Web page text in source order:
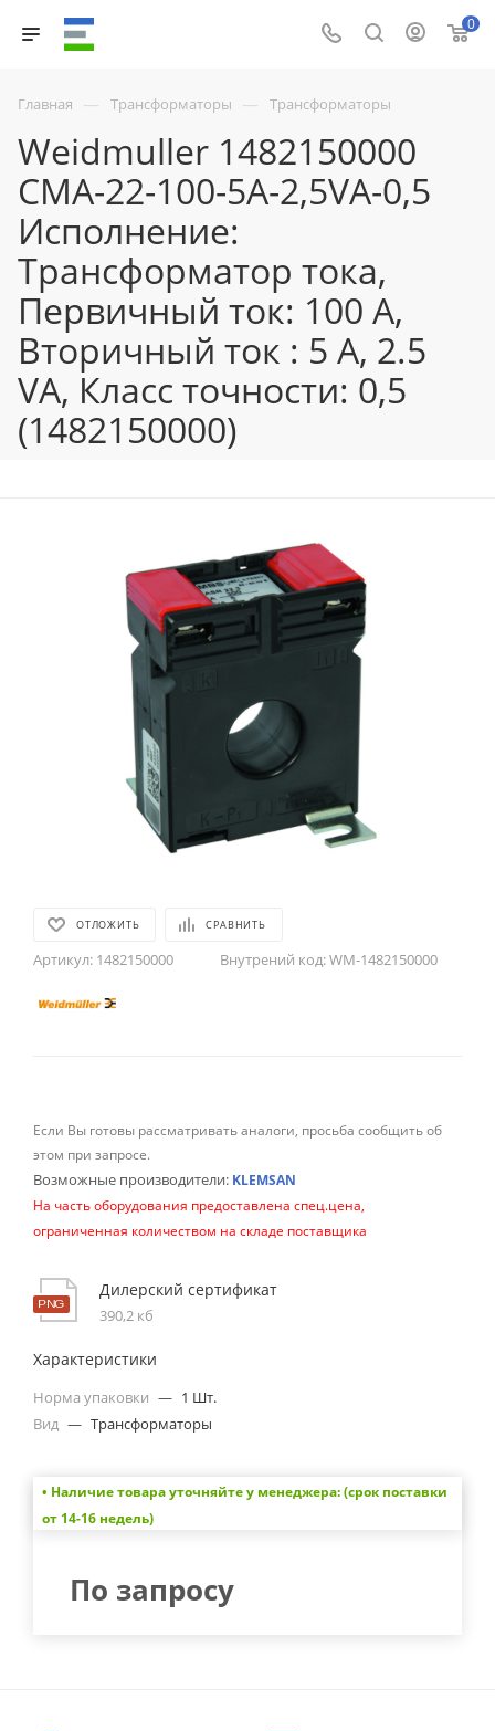
0
Главная — Трансформаторы — Трансформаторы
Weidmuller 1482150000
CMA-22-100-5A-2,5VA-0,5
Исполнение:
Трансформатор тока,
Первичный ток: 100 A,
Вторичный ток : 5 A, 2.5
VA, Класс точности: 0,5
(1482150000)
ОТЛОЖИТЬ СРАВНИТЬ
Артикул: 1482150000 Внутрений код:WM-1482150000
Если Вы готовы рассматривать аналоги, просьба сообщить об
этом при запросе.
Возможные производители: KLEMSAN
На часть оборудования предоставлена спец.цена,
ограниченная количеством на складе поставщика
Дилерский сертификат
390,2 кб
Характеристики
Норма упаковки — 1 Шт.
Вид — Трансформаторы
• Наличие товара уточняйте у менеджера: (срок поставки
от 14-16 недель)
По запросу